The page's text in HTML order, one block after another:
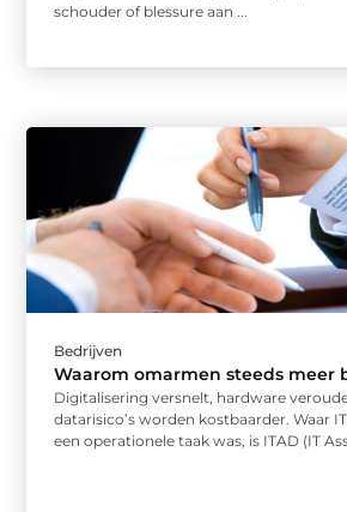
schouder of blessure aan ...
Bedrijven
Waarom omarmen steeds meer
Digitalisering versnelt, hardware
datarisico’s worden kostbaarder. Waar
een operationele taak was, is ITAD (IT